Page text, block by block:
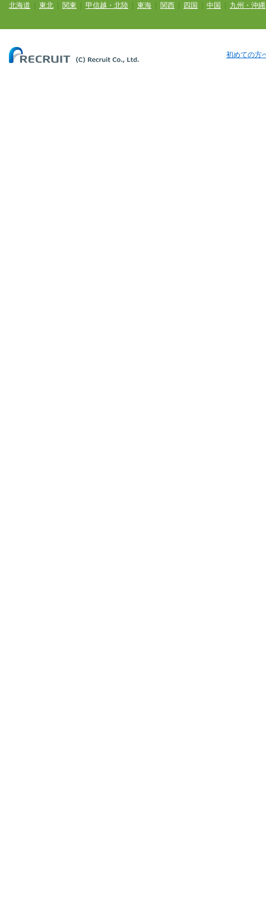
北海道 東北 関東 甲信越・北陸 東海 関西 四国 中国 九州・沖縄
初めての方